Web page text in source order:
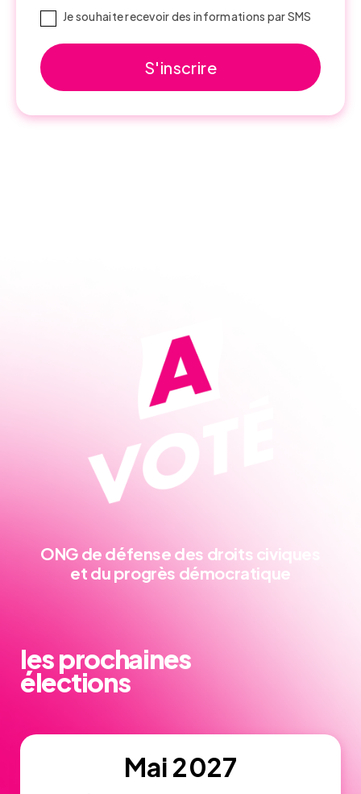
Je souhaite recevoir des informations par SMS
ONG de défense des droits civiques
et du progrès démocratique
les prochaines
élections
Mai 2027